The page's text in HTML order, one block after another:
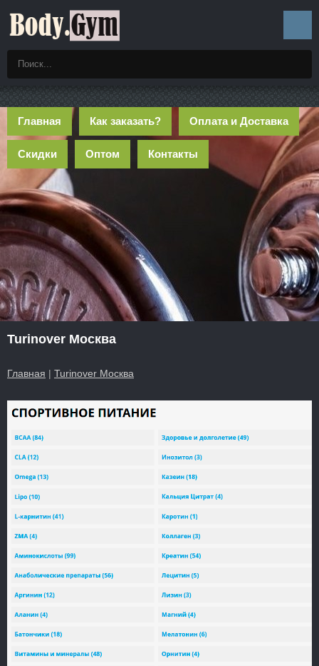
Главная Как заказать? Оплата и Доставка
Скидки Оптом Контакты
Turinover Москва
Главная | Turinover Москва